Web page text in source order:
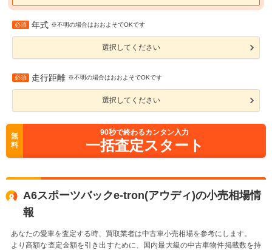
必須 年式 ※不明の場合はおおよそでOKです
選択してください
必須 走行距離 ※不明の場合はおおよそでOKです
選択してください
無
料
90秒で終わるカンタン入力
一括査定スタート
A6スポーツバックe-tron(アウディ)の小売相場情
報
あなたの愛車を査定する時、買取業者は中古車小売相場を参考にします。
より高額な査定金額を引き出すために、国内最大級の中古車物件掲載数を持